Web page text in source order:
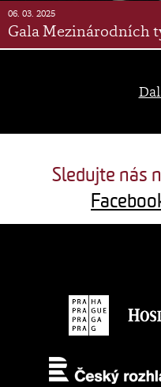
06. 03. 2025
Gala Mezinárodních
Sledujte nás